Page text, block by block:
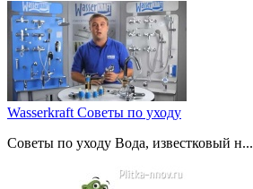
Wasserkraft Советы по уходу
Советы по уходу Вода, известковый н...